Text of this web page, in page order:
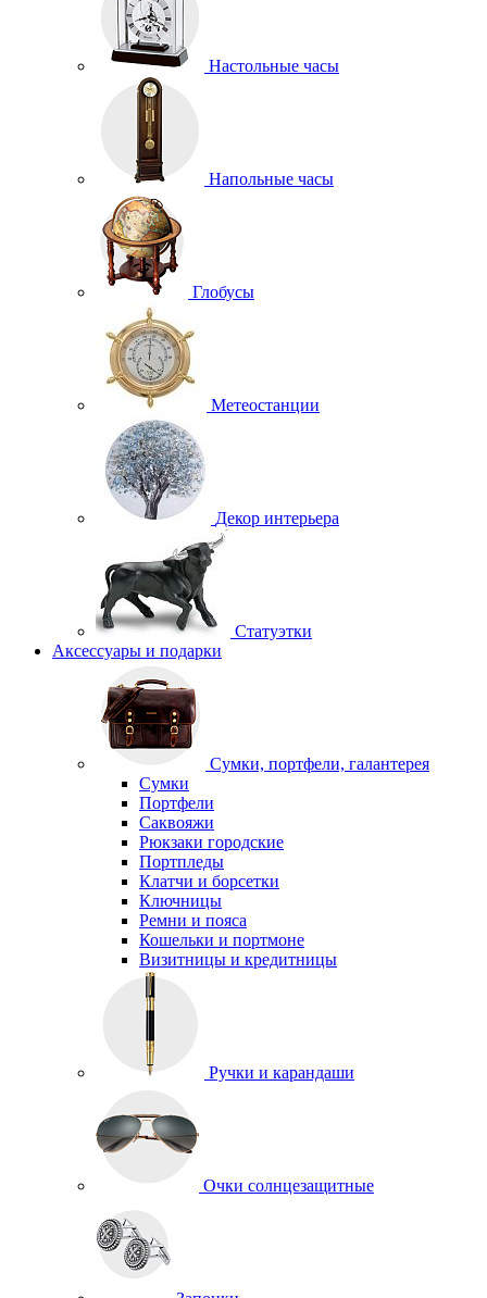
Настольные часы
Напольные часы
Глобусы
Метеостанции
Декор интерьера
Статуэтки
Аксессуары и подарки
Сумки, портфели, галантерея
Сумки
Портфели
Саквояжи
Рюкзаки городские
Портпледы
Клатчи и борсетки
Ключницы
Ремни и пояса
Кошельки и портмоне
Визитницы и кредитницы
Ручки и карандаши
Очки солнцезащитные